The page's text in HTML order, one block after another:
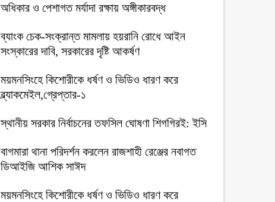
অধিকার ও পেশাগত মর্যাদা রক্ষায় অঙ্গীকারবদ্ধ
ব্যাংক চেক-সংক্রান্ত মামলায় হয়রানি রোধে আইন
সংস্কারের দাবি, সরকারের দৃষ্টি আকর্ষণ
ময়মনসিংহে কিশোরীকে ধর্ষণ ও ভিডিও ধারণ করে
ব্ল্যাকমেইল,গ্রেপ্তার-১
স্থানীয় সরকার নির্বাচনের তফসিল ঘোষণা শিগগিরই: ইসি
বাগমারা থানা পরিদর্শন করলেন রাজশাহী রেঞ্জের নবাগত
ডিআইজি আশিক সাঈদ
ময়মনসিংহে কিশোরীকে ধর্ষণ ও ভিডিও ধারণ করে